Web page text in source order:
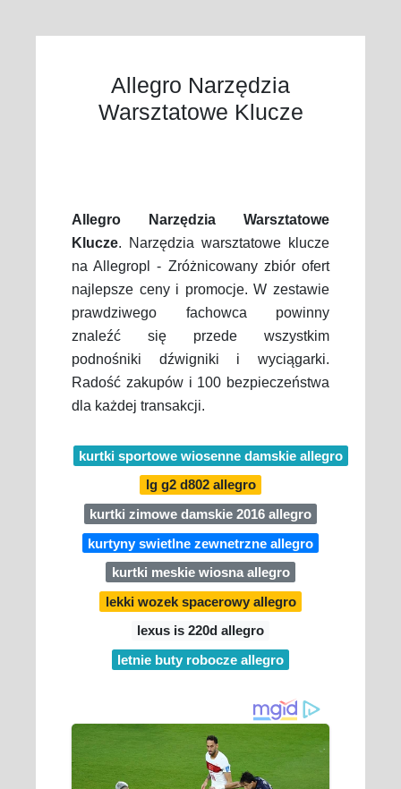
Allegro Narzędzia
Warsztatowe Klucze
Allegro Narzędzia Warsztatowe
Klucze. Narzędzia warsztatowe klucze
na Allegropl - Zróżnicowany zbiór ofert
najlepsze ceny i promocje. W zestawie
prawdziwego fachowca powinny
znaleźć się przede wszystkim
podnośniki dźwigniki i wyciągarki.
Radość zakupów i 100 bezpieczeństwa
dla każdej transakcji.
kurtki sportowe wiosenne damskie allegro
lg g2 d802 allegro
kurtki zimowe damskie 2016 allegro
kurtyny swietlne zewnetrzne allegro
kurtki meskie wiosna allegro
lekki wozek spacerowy allegro
lexus is 220d allegro
letnie buty robocze allegro